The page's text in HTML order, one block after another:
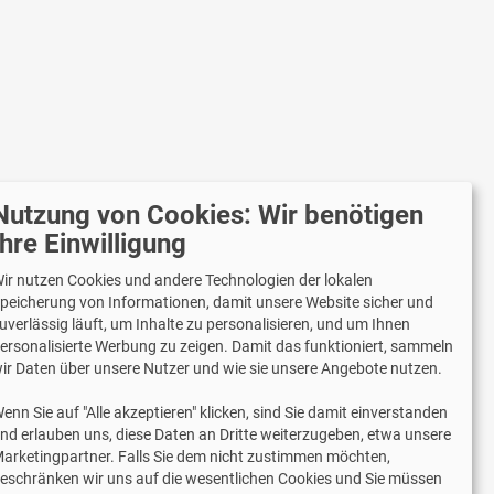
versenden mit
Lieferung auch an Packstationen und
Postfilialen
Samstagszustellung
von Cookies: Wir benötigen
Einwilligung
nutzen Cookies und andere Technologien der lokalen
von Informationen, damit unsere Website sicher und
läuft, um Inhalte zu personalisieren, und um Ihnen
Werbung zu zeigen. Damit das funktioniert, sammeln
Daten über unsere Nutzer und wie sie unsere Angebote nutzen.
Sie auf "Alle akzeptieren" klicken, sind Sie damit einverstanden
erlauben uns, diese Daten an Dritte weiterzugeben, etwa unsere
Falls Sie dem nicht zustimmen möchten,
wir uns auf die wesentlichen Cookies und Sie müssen